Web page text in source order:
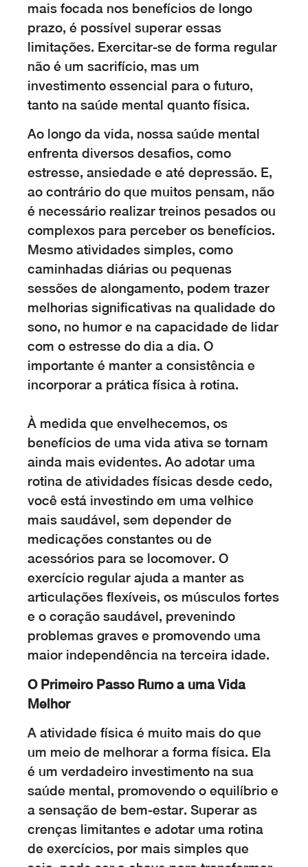
mais focada nos benefícios de longo
prazo, é possível superar essas
limitações. Exercitar-se de forma regular
não é um sacrifício, mas um
investimento essencial para o futuro,
tanto na saúde mental quanto física.
Ao longo da vida, nossa saúde mental
enfrenta diversos desafios, como
estresse, ansiedade e até depressão. E,
ao contrário do que muitos pensam, não
é necessário realizar treinos pesados ou
complexos para perceber os benefícios.
Mesmo atividades simples, como
caminhadas diárias ou pequenas
sessões de alongamento, podem trazer
melhorias significativas na qualidade do
sono, no humor e na capacidade de lidar
com o estresse do dia a dia. O
importante é manter a consistência e
incorporar a prática física à rotina.
À medida que envelhecemos, os
benefícios de uma vida ativa se tornam
ainda mais evidentes. Ao adotar uma
rotina de atividades físicas desde cedo,
você está investindo em uma velhice
mais saudável, sem depender de
medicações constantes ou de
acessórios para se locomover. O
exercício regular ajuda a manter as
articulações flexíveis, os músculos fortes
e o coração saudável, prevenindo
problemas graves e promovendo uma
maior independência na terceira idade.
O Primeiro Passo Rumo a uma Vida
Melhor
A atividade física é muito mais do que
um meio de melhorar a forma física. Ela
é um verdadeiro investimento na sua
saúde mental, promovendo o equilíbrio e
a sensação de bem-estar. Superar as
crenças limitantes e adotar uma rotina
de exercícios, por mais simples que